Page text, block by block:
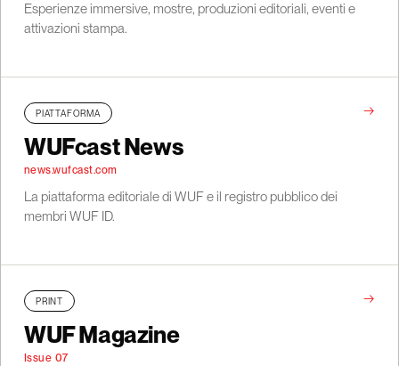
Esperienze immersive, mostre, produzioni editoriali, eventi e
attivazioni stampa.
PIATTAFORMA →
WUFcast News
news.wufcast.com
La piattaforma editoriale di WUF e il registro pubblico dei
membri WUF ID.
PRINT →
WUF Magazine
Issue 07